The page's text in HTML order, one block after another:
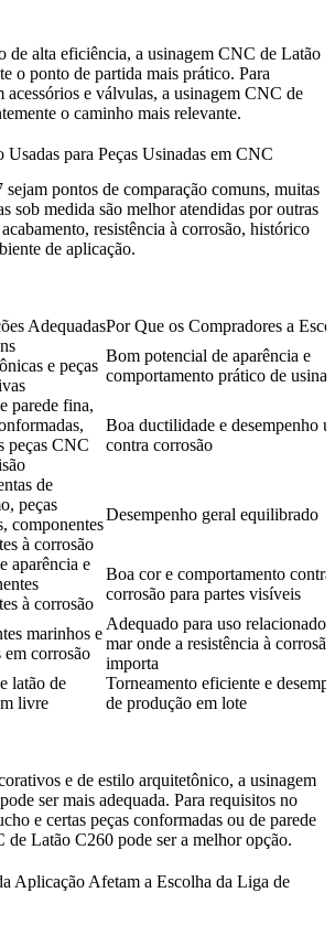
de alta eficiência, a usinagem CNC de Latão
o ponto de partida mais prático. Para
acessórios e válvulas, a usinagem CNC de
o caminho mais relevante.
para Peças Usinadas em CNC
pontos de comparação comuns, muitas
sob medida são melhor atendidas por outras
resistência à corrosão, histórico
de aplicação.
AdequadasPor Que os Compradores a
e peças
Bom potencial de aparência e
comportamento prático de
parede fina,
peças CNC
Boa ductilidade e desempenho
contra corrosão
de
peças
componentes
à corrosão
Desempenho geral equilibrado
aparência e
à corrosão
Boa cor e comportamento contra
corrosão para partes visíveis
marinhos e
em corrosão
Adequado para uso relacionado
mar onde a resistência à corrosão
importa
latão de
livre
Torneamento eficiente e
de produção em lote
e de estilo arquitetônico, a usinagem
pode ser mais adequada. Para requisitos no
e certas peças conformadas ou de parede
de Latão C260 pode ser a melhor opção.
Aplicação Afetam a Escolha da Liga de